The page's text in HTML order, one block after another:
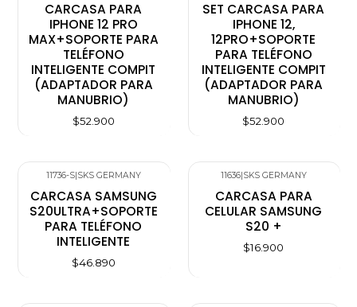
CARCASA PARA
IPHONE 12 PRO
MAX+SOPORTE PARA
TELÉFONO
INTELIGENTE COMPIT
(ADAPTADOR PARA
MANUBRIO)
$52.900
SET CARCASA PARA
IPHONE 12,
12PRO+SOPORTE
PARA TELÉFONO
INTELIGENTE COMPIT
(ADAPTADOR PARA
MANUBRIO)
$52.900
11736-S| SKS GERMANY
CARCASA SAMSUNG
S20ULTRA+SOPORTE
PARA TELÉFONO
INTELIGENTE
$46.890
11636| SKS GERMANY
CARCASA PARA
CELULAR SAMSUNG
S20 +
$16.900